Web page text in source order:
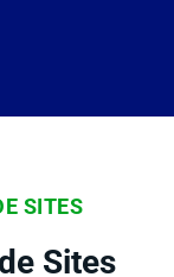
SITES
Sites